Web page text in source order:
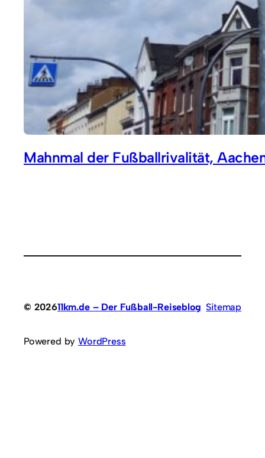
Mahnmal der Fußballrivalität,
© 202611km.de – Der Fußball-Reiseblog Sitemap
Powered byWordPress